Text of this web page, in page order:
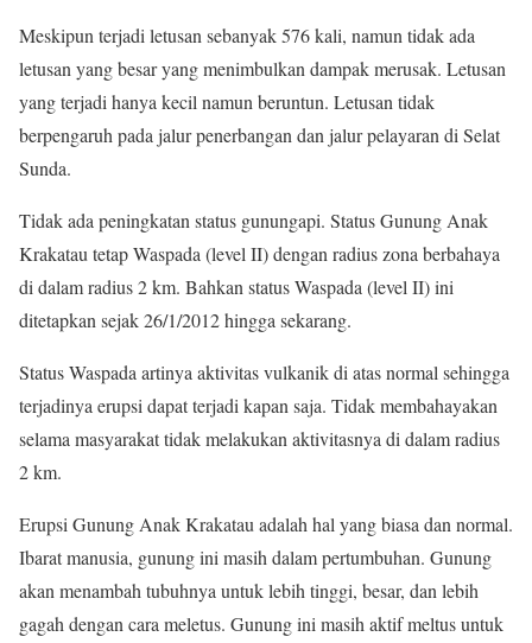
Meskipun terjadi letusan sebanyak 576 kali, namun tidak ada
letusan yang besar yang menimbulkan dampak merusak. Letusan
yang terjadi hanya kecil namun beruntun. Letusan tidak
berpengaruh pada jalur penerbangan dan jalur pelayaran di Selat
Sunda.
Tidak ada peningkatan status gunungapi. Status Gunung Anak
Krakatau tetap Waspada (level II) dengan radius zona berbahaya
di dalam radius 2 km. Bahkan status Waspada (level II) ini
ditetapkan sejak 26/1/2012 hingga sekarang.
Status Waspada artinya aktivitas vulkanik di atas normal sehingga
terjadinya erupsi dapat terjadi kapan saja. Tidak membahayakan
selama masyarakat tidak melakukan aktivitasnya di dalam radius
2 km.
Erupsi Gunung Anak Krakatau adalah hal yang biasa dan normal.
Ibarat manusia, gunung ini masih dalam pertumbuhan. Gunung
akan menambah tubuhnya untuk lebih tinggi, besar, dan lebih
gagah dengan cara meletus. Gunung ini masih aktif meltus untuk